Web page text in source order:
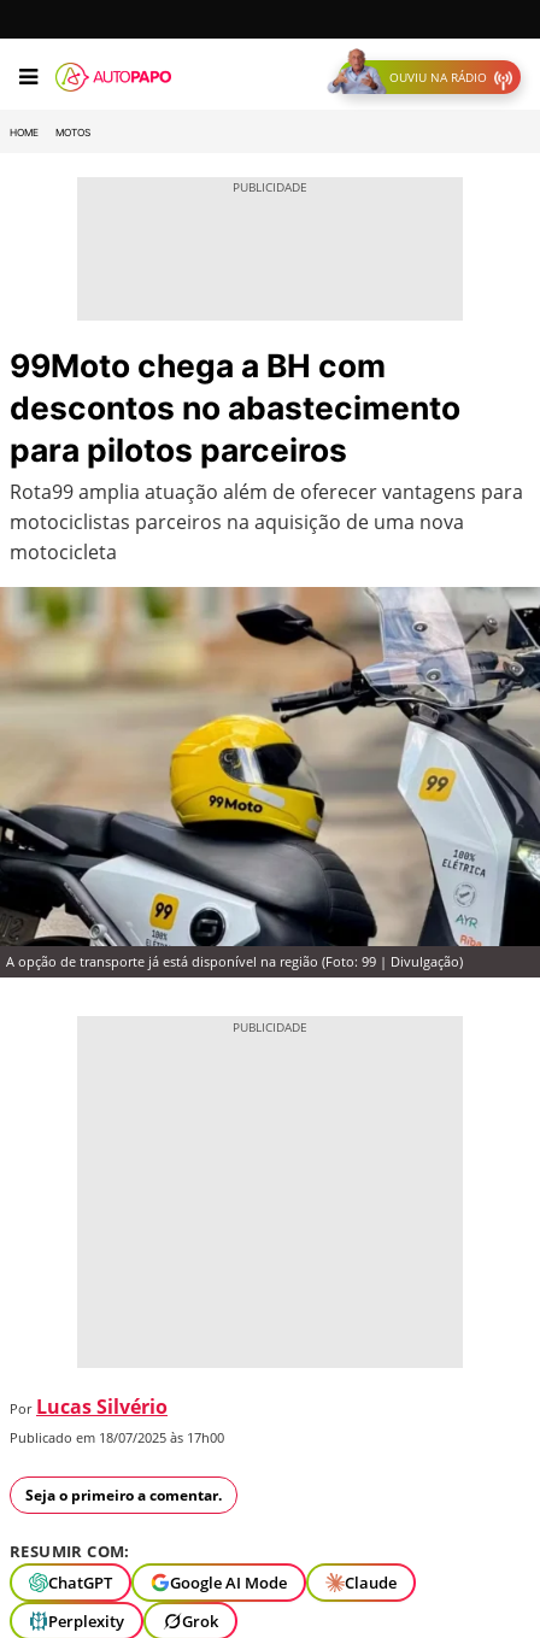
OUVIU NA RÁDIO
HOME MOTOS
99Moto chega a BH com
descontos no abastecimento
para pilotos parceiros
Rota99 amplia atuação além de oferecer vantagens para
motociclistas parceiros na aquisição de uma nova
motocicleta
A opção de transporte já está disponível na região (Foto: 99 | Divulgação)
Por Lucas Silvério
Publicado em 18/07/2025 às 17h00
Seja o primeiro a comentar.
RESUMIR COM:
ChatGPT
Google AI Mode
Claude
Perplexity
Grok